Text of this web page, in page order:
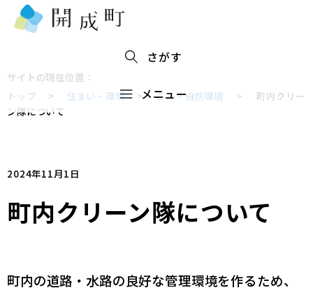
さがす
メニュー
サイトの現在位置：
トップ > 住まい・環境>ごみ・自然環境 >
町内クリー
ン隊について
2024年11月1日
町内クリーン隊について
町内の道路・水路の良好な管理環境を作るため、